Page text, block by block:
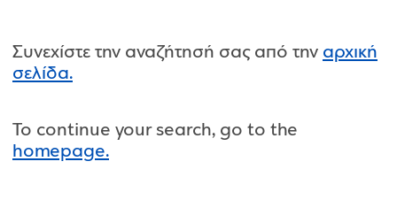
Συνεχίστε την αναζήτησή σας από την αρχική
σελίδα.
To continue your search, go to the
homepage.